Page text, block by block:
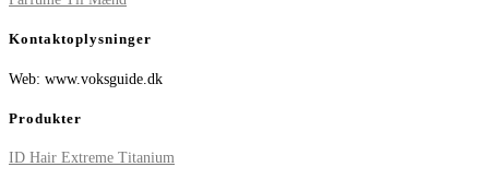
Kontaktoplysninger
Web: www.voksguide.dk
Produkter
ID Hair Extreme Titanium